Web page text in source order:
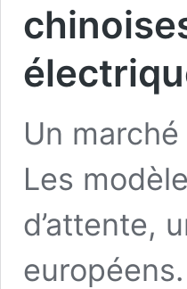
Un
Les
d’attente,